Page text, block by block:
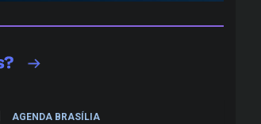
AGENDA BRASÍLIA